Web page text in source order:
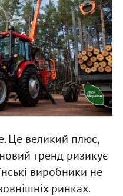
Це великий плюс,
тренд ризикує
виробники не
ринках.